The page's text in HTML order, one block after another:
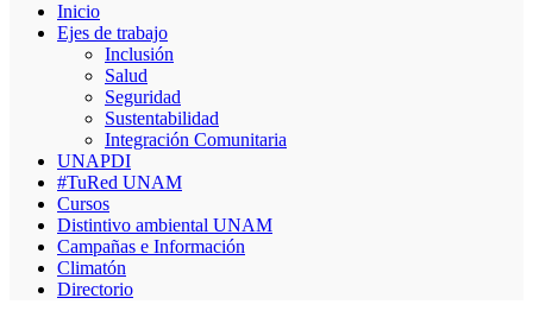
Inicio
Ejes de trabajo
Inclusión
Salud
Seguridad
Sustentabilidad
Integración Comunitaria
UNAPDI
#TuRed UNAM
Cursos
Distintivo ambiental UNAM
Campañas e Información
Climatón
Directorio